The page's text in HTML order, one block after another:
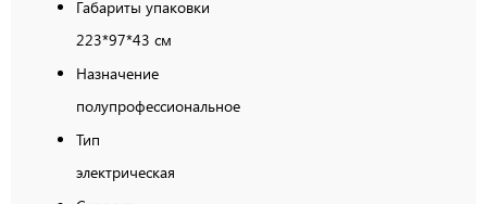
Габариты упаковки
223*97*43 см
Назначение
полупрофессиональное
Тип
электрическая